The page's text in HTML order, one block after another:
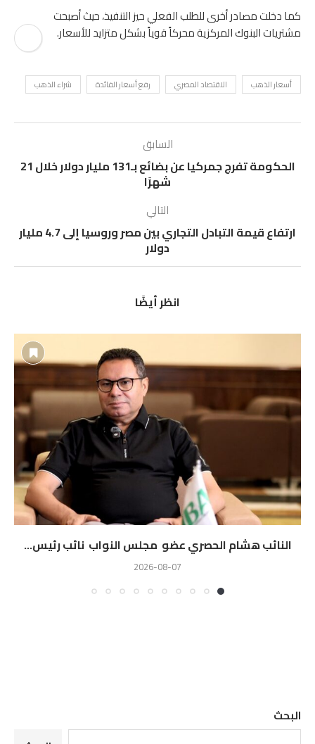
كما دخلت مصادر أخرى للطلب الفعلي حيز التنفيذ، حيث أصبحت
مشتريات البنوك المركزية محركاً قوياً بشكل متزايد للأسعار.
أسعار الذهب الاقتصاد المصري رفع أسعار الفائدة شراء الذهب
السابق
الحكومة تفرج جمركيا عن بضائع بـ131 مليار دولار خلال 21
شهرًا
التالي
ارتفاع قيمة التبادل التجاري بين مصر وروسيا إلى 4.7 مليار
دولار
انظر أيضًا
النائب هشام الحصري عضو مجلس النواب نائب رئيس...
2026-08-07
البحث